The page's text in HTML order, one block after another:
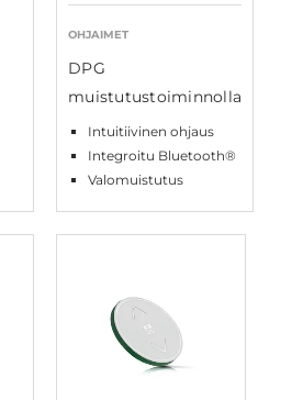
OHJAIMET
DPG
muistutustoiminnolla
Intuitiivinen ohjaus
Integroitu Bluetooth®
Valomuistutus